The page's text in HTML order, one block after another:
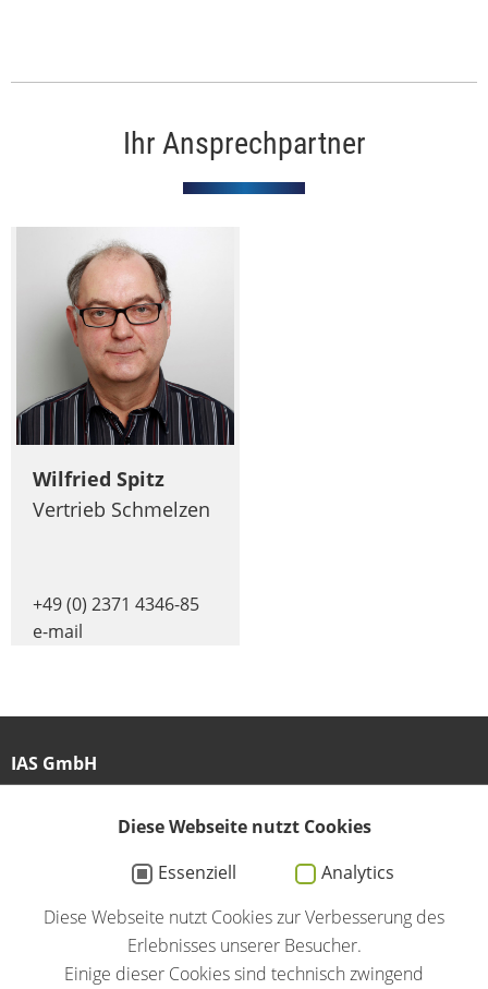
Ihr Ansprechpartner
Wilfried Spitz
Vertrieb Schmelzen
+49 (0) 2371 4346-85
e-mail
IAS GmbH
Am Großen Teich 27
58640 Iserlohn
info@ias-induction.com
Diese Webseite nutzt Cookies
Essenziell
Analytics
Diese Webseite nutzt Cookies zur Verbesserung des
Erlebnisses unserer Besucher.
Einige dieser Cookies sind technisch zwingend